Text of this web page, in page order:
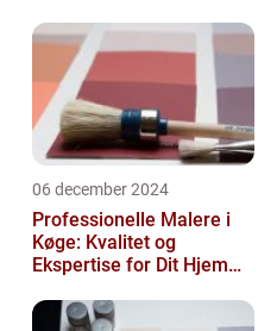
06 december 2024
Professionelle Malere i
Køge: Kvalitet og
Ekspertise for Dit Hjem